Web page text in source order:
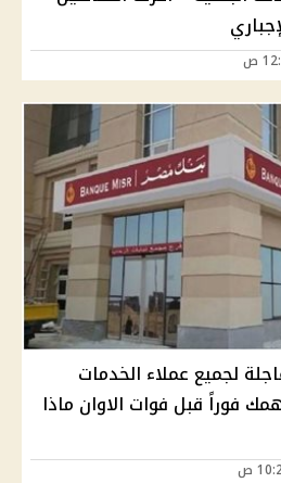
لجميع عملاء الخدمات
فوراً قبل فوات الاوان ماذا